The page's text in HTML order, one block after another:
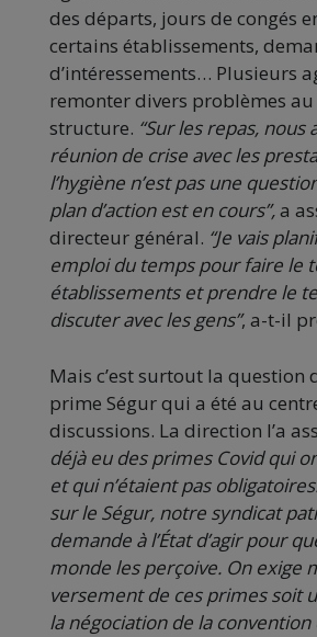
des départs, jours de congés
certains établissements,
d’intéressements… Plusieurs
remonter divers problèmes au
structure. “Sur les repas, nous
réunion de crise avec les
l’hygiène n’est pas une
plan d’action est en cours”,a
directeur général. “Je vais
emploi du temps pour faire le
établissements et prendre le
discuter avec les gens”, a-t-il
Mais c’est surtout la question
prime Ségur qui a été au
discussions. La direction l’a
déjà eu des primes Covid qui
et qui n’étaient pas
sur le Ségur, notre syndicat
demande à l’État d’agir pour
monde les perçoive. On exige
versement de ces primes soit
la négociation de la convention